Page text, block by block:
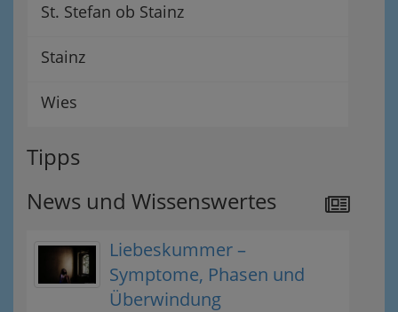
St. Stefan ob Stainz
Stainz
Wies
Tipps
News und Wissenswertes
Liebeskummer –
Symptome, Phasen und
Überwindung